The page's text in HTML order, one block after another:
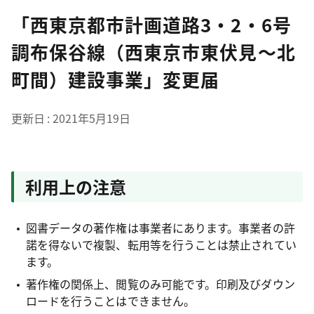
「西東京都市計画道路3・2・6号
調布保谷線（西東京市東伏見～北
町間）建設事業」変更届
更新日 2021年5月19日
利用上の注意
図書データの著作権は事業者にあります。事業者の許
諾を得ないで複製、転用等を行うことは禁止されてい
ます。
著作権の関係上、閲覧のみ可能です。印刷及びダウン
ロードを行うことはできません。